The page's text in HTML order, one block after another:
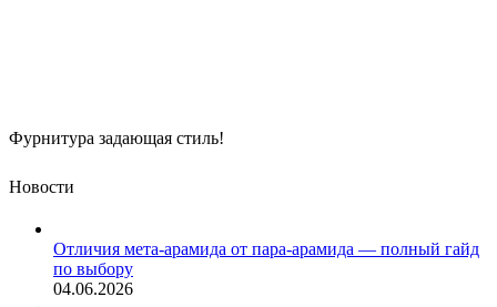
Фурнитура задающая стиль!
Новости
Отличия мета-арамида от пара-арамида — полный гайд
по выбору
04.06.2026